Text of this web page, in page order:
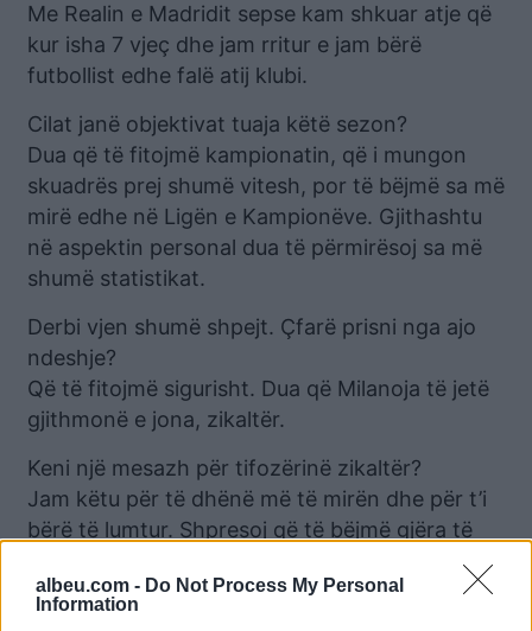
albeu.com - Do Not Process My Personal
Information
Me Realin e Madridit sepse kam shkuar atje që
kur isha 7 vjeç dhe jam rritur e jam bërë
futbollist edhe falë atij klubi.
Cilat janë objektivat tuaja këtë sezon?
Dua që të fitojmë kampionatin, që i mungon
skuadrës prej shumë vitesh, por të bëjmë sa më
mirë edhe në Ligën e Kampionëve. Gjithashtu
në aspektin personal dua të përmirësoj sa më
shumë statistikat.
Derbi vjen shumë shpejt. Çfarë prisni nga ajo
ndeshje?
Që të fitojmë sigurisht. Dua që Milanoja të jetë
gjithmonë e jona, zikaltër.
Keni një mesazh për tifozërinë zikaltër?
Jam këtu për të dhënë më të mirën dhe për t’i
bërë të lumtur. Shpresoj që të bëjmë gjëra të